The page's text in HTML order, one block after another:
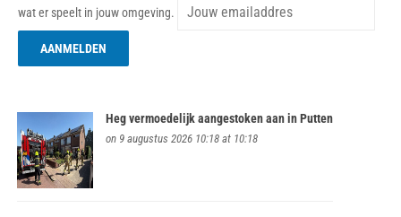
wat er speelt in jouw omgeving.
Heg vermoedelijk aangestoken aan in Putten
on 9 augustus 2026 10:18 at 10:18